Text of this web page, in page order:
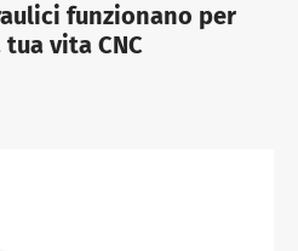
funzionano per
vita CNC